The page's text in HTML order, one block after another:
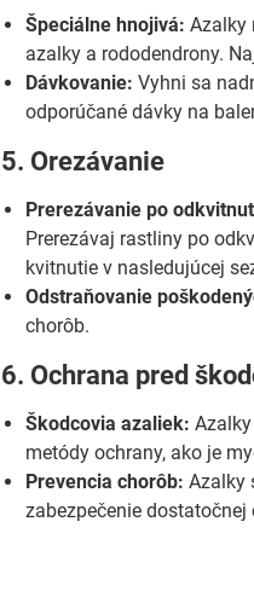
Špeciálne hnojivá: Azalky
azalky a rododendrony.
Dávkovanie: Vyhni sa
odporúčané dávky na
5. Orezávanie
Prerezávanie po
Prerezávaj rastliny po
kvitnutie v nasledujúcej
Odstraňovanie
chorôb.
6. Ochrana pred
Škodcovia azaliek:
metódy ochrany, ako je
Prevencia chorôb: Azalky
zabezpečenie